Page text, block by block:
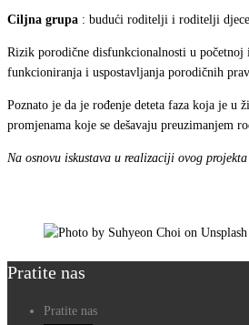
Ciljna grupa : budući roditelji i roditelji
Rizik porodične disfunkcionalnosti u početnoj
funkcioniranja i uspostavljanja porodičnih
Poznato je da je rođenje deteta faza koja je
promjenama koje se dešavaju preuzimanjem
Na osnovu iskustava u realizaciji ovog
Pratite nas
Pratite nas